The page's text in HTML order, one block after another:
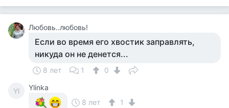
Любовь..любовь!
Если во время его хвостик заправлять,
никуда он не денется...
8 лет 1 0
Yl
Ylinka
8 лет
1